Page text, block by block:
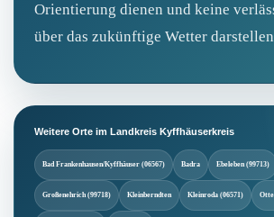
Orientierung dienen und keine
über das zukünftige Wetter
Weitere Orte im Landkreis Kyffhäuserkreis
Bad Frankenhausen/Kyffhäuser (06567) Badra Ebeleben (99713)
Großenehrich (99718) Kleinberndten Kleinroda (06571)